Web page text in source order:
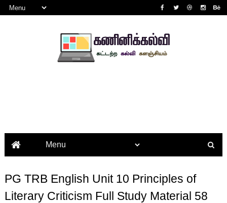
PG TRB English Unit 10 Principles of
Literary Criticism Full Study Material 58